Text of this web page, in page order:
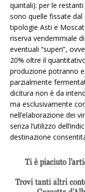
quintali): per le
sono quelle fissate dal
tipologie Asti e
riserva vendemmiale
eventuali “superi”,
20% oltre il
produzione potranno
parzialmente
dicitura non è da
ma esclusivamente
nell’elaborazione dei
senza l’utilizzo
destinazione